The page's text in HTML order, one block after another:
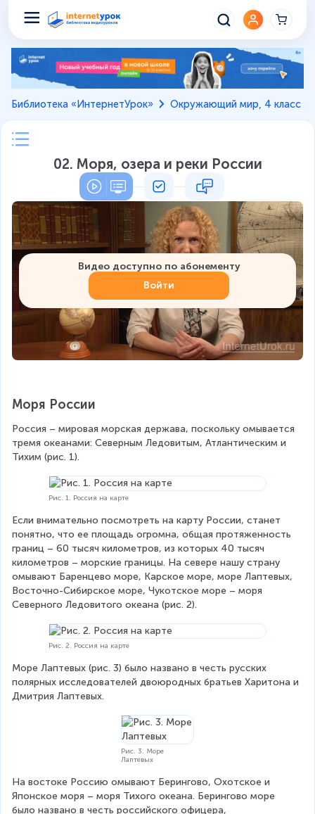
Библиотека «ИнтернетУрок» Окружающий мир, 4 класс
02. Моря, озера и реки России
Видео доступно по абонементу
Войти
Моря России
Россия – мировая морская держава, поскольку омывается
тремя океанами: Северным Ледовитым, Атлантическим и
Тихим (рис. 1).
Рис. 1. Россия на карте
Если внимательно посмотреть на карту России, станет
понятно, что ее площадь огромна, общая протяженность
границ – 60 тысяч километров, из которых 40 тысяч
километров – морские границы. На севере нашу страну
омывают Баренцево море, Карское море, море Лаптевых,
Восточно-Сибирское море, Чукотское море – моря
Северного Ледовитого океана (рис. 2).
Рис. 2. Россия на карте
Море Лаптевых (рис. 3) было названо в честь русских
полярных исследователей двоюродных братьев Харитона и
Дмитрия Лаптевых.
Рис. 3. Море
Лаптевых
На востоке Россию омывают Берингово, Охотское и
Японское моря – моря Тихого океана. Берингово море
было названо в честь российского офицера,